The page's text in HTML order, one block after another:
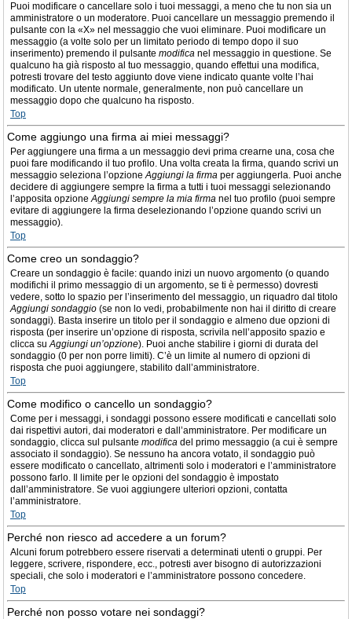
Puoi modificare o cancellare solo i tuoi messaggi, a meno che tu non sia un
amministratore o un moderatore. Puoi cancellare un messaggio premendo il
pulsante con la «X» nel messaggio che vuoi eliminare. Puoi modificare un
messaggio (a volte solo per un limitato periodo di tempo dopo il suo
inserimento) premendo il pulsante modifica nel messaggio in questione. Se
qualcuno ha già risposto al tuo messaggio, quando effettui una modifica,
potresti trovare del testo aggiunto dove viene indicato quante volte l’hai
modificato. Un utente normale, generalmente, non può cancellare un
messaggio dopo che qualcuno ha risposto.
Top
Come aggiungo una firma ai miei messaggi?
Per aggiungere una firma a un messaggio devi prima crearne una, cosa che
puoi fare modificando il tuo profilo. Una volta creata la firma, quando scrivi un
messaggio seleziona l’opzioneAggiungi la firma per aggiungerla. Puoi anche
decidere di aggiungere sempre la firma a tutti i tuoi messaggi selezionando
l’apposita opzioneAggiungi sempre la mia firma nel tuo profilo (puoi sempre
evitare di aggiungere la firma deselezionando l’opzione quando scrivi un
messaggio).
Top
Come creo un sondaggio?
Creare un sondaggio è facile: quando inizi un nuovo argomento (o quando
modifichi il primo messaggio di un argomento, se ti è permesso) dovresti
vedere, sotto lo spazio per l’inserimento del messaggio, un riquadro dal titolo
Aggiungi sondaggio (se non lo vedi, probabilmente non hai il diritto di creare
sondaggi). Basta inserire un titolo per il sondaggio e almeno due opzioni di
risposta (per inserire un’opzione di risposta, scrivila nell’apposito spazio e
clicca suAggiungi un’opzione). Puoi anche stabilire i giorni di durata del
sondaggio (0 per non porre limiti). C’è un limite al numero di opzioni di
risposta che puoi aggiungere, stabilito dall’amministratore.
Top
Come modifico o cancello un sondaggio?
Come per i messaggi, i sondaggi possono essere modificati e cancellati solo
dai rispettivi autori, dai moderatori e dall’amministratore. Per modificare un
sondaggio, clicca sul pulsante modifica del primo messaggio (a cui è sempre
associato il sondaggio). Se nessuno ha ancora votato, il sondaggio può
essere modificato o cancellato, altrimenti solo i moderatori e l’amministratore
possono farlo. Il limite per le opzioni del sondaggio è impostato
dall’amministratore. Se vuoi aggiungere ulteriori opzioni, contatta
l’amministratore.
Top
Perché non riesco ad accedere a un forum?
Alcuni forum potrebbero essere riservati a determinati utenti o gruppi. Per
leggere, scrivere, rispondere, ecc., potresti aver bisogno di autorizzazioni
speciali, che solo i moderatori e l’amministratore possono concedere.
Top
Perché non posso votare nei sondaggi?